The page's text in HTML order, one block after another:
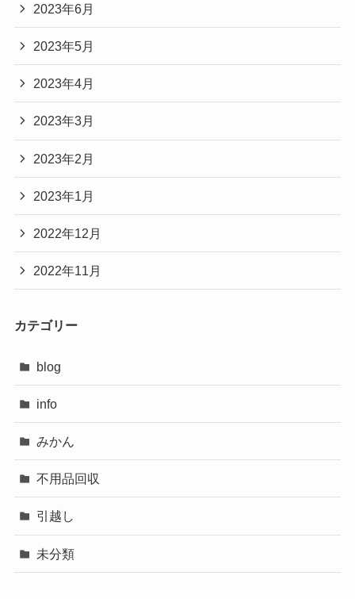
2023年6月
2023年5月
2023年4月
2023年3月
2023年2月
2023年1月
2022年12月
2022年11月
カテゴリー
blog
info
みかん
不用品回収
引越し
未分類